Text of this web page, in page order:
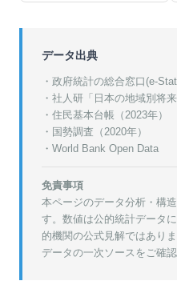
データ出典
・政府統計の総合窓口(e-
・ 社人研「日本の地域別将
・ 住民基本台帳（2023年）
・ 国勢調査（2020年）
・World Bank Open Data
免責事項
本ページのデータ分析・構
す。数値は公的統計データ
的機関の公式見解ではあり
データの一次ソースをご確認